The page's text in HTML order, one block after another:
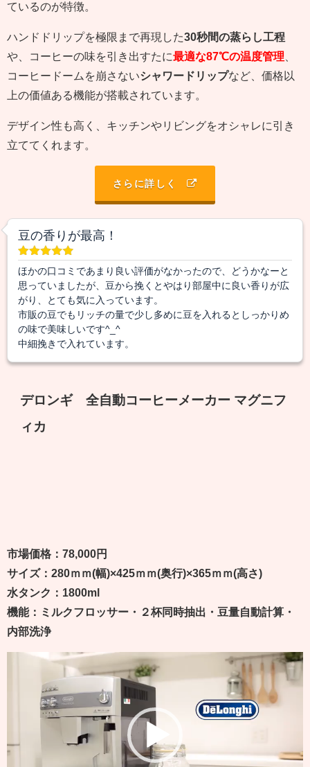
ているのが特徴。
ハンドドリップを極限まで再現した30秒間の蒸らし工程
や、コーヒーの味を引き出すたに最適な87℃の温度管理
コーヒードームを崩さないシャワードリップなど、価格以
上の価値ある機能が搭載されています。
デザイン性も高く、キッチンやリビングをオシャレに引き
立ててくれます。
さらに詳しく
豆の香りが最高！
ほかの口コミであまり良い評価がなかったので、どうかなーと
思っていましたが、豆から挽くとやはり部屋中に良い香りが広
がり、とても気に入っています。
市販の豆でもリッチの量で少し多めに豆を入れるとしっかりめ
の味で美味しいです^_^
中細挽きで入れています。
デロンギ 全自動コーヒーメーカー マグニフ
ィカ
市場価格：78,000円
サイズ：280ｍｍ(幅)×425ｍｍ(奥行)×365ｍｍ(高さ)
水タンク：1800ml
機能：ミルクフロッサー・２杯同時抽出・豆量自動計算・
内部洗浄
動
画
ヤ